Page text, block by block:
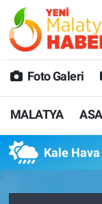
Foto Galeri
MALATYA
Kale
MALATYA
GÜNCEL
SPOR
SAĞLIK
Malatya
MALATYA
Malatya
Süper Lig